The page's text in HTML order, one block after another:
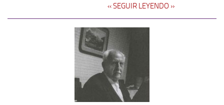
‹‹ SEGUIR LEYENDO ››